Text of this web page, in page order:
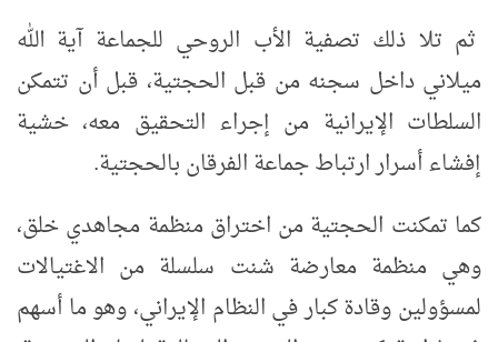
ثم تلا ذلك تصفية الأب الروحي للجماعة آية الله
ميلاني داخل سجنه من قبل الحجتية، قبل أن تتمكن
السلطات الإيرانية من إجراء التحقيق معه، خشية
إفشاء أسرار ارتباط جماعة الفرقان بالحجتية.
كما تمكنت الحجتية من اختراق منظمة مجاهدي خلق،
وهي منظمة معارضة شنت سلسلة من الاغتيالات
لمسؤولين وقادة كبار في النظام الإيراني، وهو ما أسهم